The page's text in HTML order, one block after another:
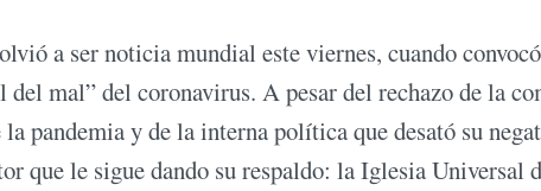
a ser noticia mundial este viernes, cuando
mal” del coronavirus. A pesar del rechazo de la
pandemia y de la interna política que desató su
que le sigue dando su respaldo: la Iglesia